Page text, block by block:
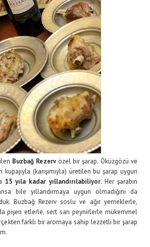
Buzbağ Rezerv özel bir şarap. Öküzgözü ve
(karışımıyla) üretilen bu şarap uygun
15 yıla kadar yıllandırılabiliyor. Her şarabın
bile yıllandırmaya uygun olmadığını da
Buzbağ Rezerv soslu ve ağır yemeklerle,
pişen etlerle, sert sarı peynirlerle mükemmel
farklı bir aromaya sahip lezzetli bir şarap